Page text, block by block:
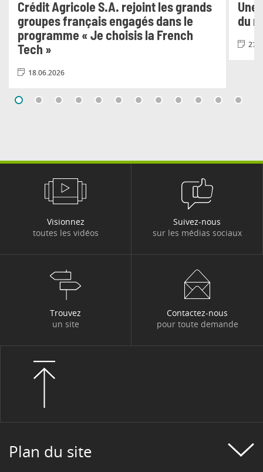
Crédit Agricole S.A. rejoint les grands
groupes français engagés dans le
programme « Je choisis la French
Tech »
18.06.2026
Une
du
Visionnez
toutes les vidéos
Suivez-nous
sur les médias sociaux
Trouvez
un site
Contactez-nous
pour toute demande
Plan du site